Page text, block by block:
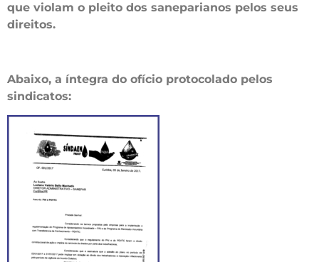
que violam o pleito dos saneparianos pelos seus
direitos.
Abaixo, a íntegra do ofício protocolado pelos
sindicatos: